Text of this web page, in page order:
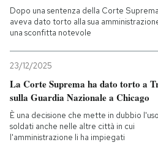
Cultura
Economia
PODCAST
Dopo una sentenza della Corte
aveva dato torto alla sua
una sconfitta notevole
23/12/2025
La Corte Suprema ha dato torto a
sulla Guardia Nazionale a Chicago
È una decisione che mette in dubbio
soldati anche nelle altre città in cui
l'amministrazione li ha impiegati